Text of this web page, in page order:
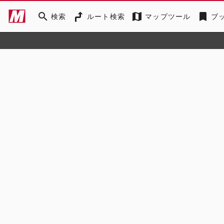
search 検索 ルート検索 map マップツール bookmark ブ